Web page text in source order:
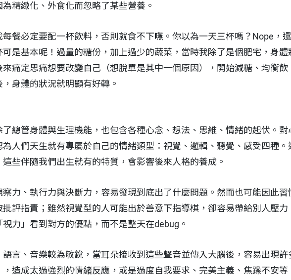
精緻化、外食化而忽略了某些營養。
餐必定要配一杯飲料，否則就食不下嚥。你以為一天三杯嗎？Nope，
是基本呢！過量的糖份，加上過少的蔬菜，當時我除了是個肥宅，身體
痛定思痛想要改變自己（想脫單是其中一個原因），開始減糖、均衡飲
身體的狀況就明顯有好轉。
總管身體與生理機能，也包含各種心念、想法、思維、情緒的起伏。對
人們天生就有專屬於自己的情緒類型：視覺、邏輯、聽覺、感受四種。
些伴隨我們出生就有的特質，會影響後來人格的養成。
力、執行力與決斷力，容易發現到底出了什麼問題。然而也可能因此習
評指責；雖然視覺型的人可能出於善意下指導棋，卻容易帶給別人壓力
力」看到對方的優點，而不是整天在debug。
言、音樂較為敏銳，當耳朵接收到這些聲音並傳入大腦後，容易出現許
造成太過強烈的情緒反應，或是過度自我要求、完美主義、焦躁不安等